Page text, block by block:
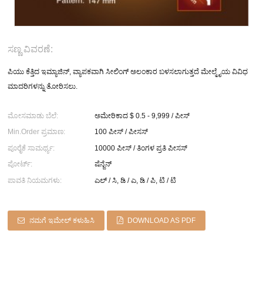
ಸಣ್ಣ ವಿವರಣೆ:
ಪಿಯು ಕೆತ್ತಿದ ಇಮ್ಯಾಜಿನ್, ವ್ಯಾಪಕವಾಗಿ ಸೀಲಿಂಗ್ ಅಲಂಕಾರ ಬಳಸಲಾಗುತ್ತದೆ ಮೇಲ್ಮೈಯ ವಿವಿಧ
ಮಾದರಿಗಳನ್ನು ತೋರಿಸಲು.
ಮೋಸಮಾಡು ಬೆಲೆ:
ಅಮೇರಿಕಾದ $ 0.5 - 9,999 / ಪೀಸ್
Min.Order ಪ್ರಮಾಣ:
100 ಪೀಸ್ / ಪೀಸಸ್
ಪೂರೈಕೆ ಸಾಮರ್ಥ್ಯ:
10000 ಪೀಸ್ / ತಿಂಗಳ ಪ್ರತಿ ಪೀಸಸ್
ಪೋರ್ಟ್:
ಷೆನ್ಜೆನ್
ಪಾವತಿ ನಿಯಮಗಳು:
ಎಲ್ / ಸಿ, ಡಿ / ಎ, ಡಿ / ಪಿ, ಟಿ / ಟಿ
ನಮಗೆ ಇಮೇಲ್ ಕಳುಹಿಸಿ DOWNLOAD AS PDF